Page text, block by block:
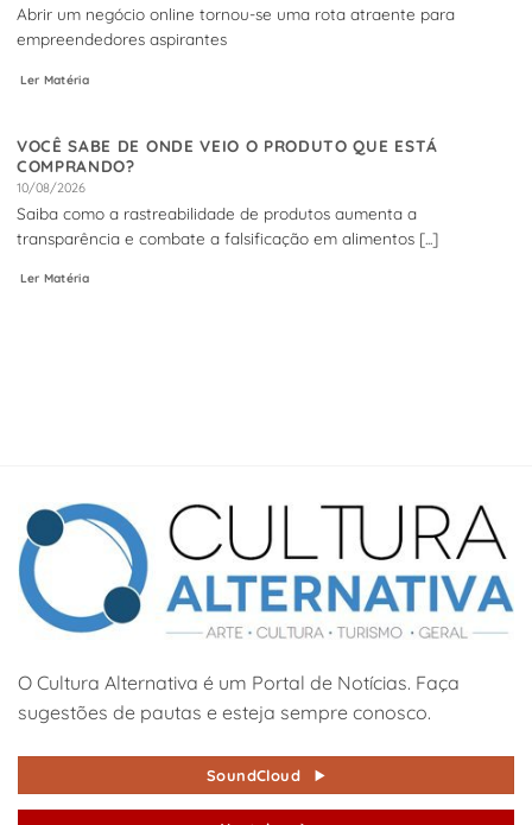
Abrir um negócio online tornou-se uma rota atraente para
empreendedores aspirantes
Ler Matéria
VOCÊ SABE DE ONDE VEIO O PRODUTO QUE ESTÁ
COMPRANDO?
10/08/2026
Saiba como a rastreabilidade de produtos aumenta a
transparência e combate a falsificação em alimentos [...]
Ler Matéria
O Cultura Alternativa é um Portal de Notícias. Faça
sugestões de pautas e esteja sempre conosco.
SoundCloud